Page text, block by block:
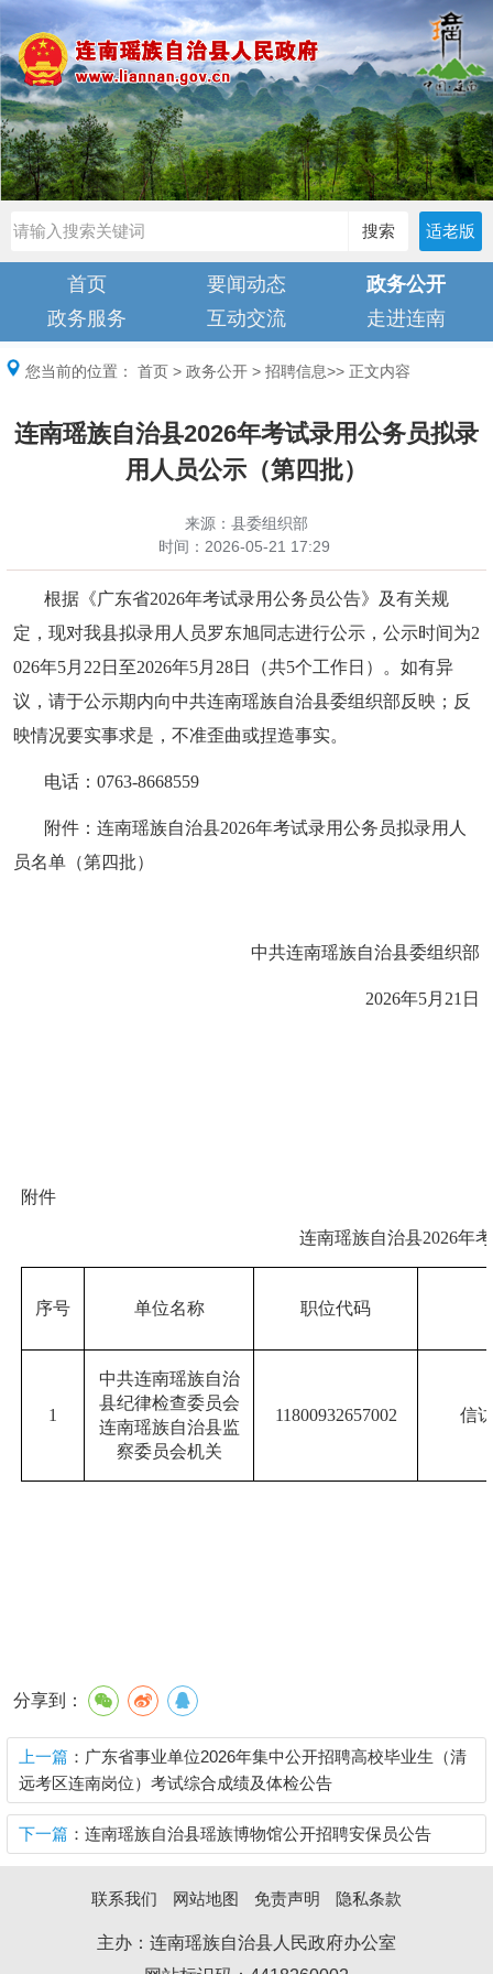
搜索 适老版
首页 要闻动态
政务公开
政务服务
互动交流 走进连南
您当前的位置： 首页 > 政务公开 > 招聘信息>> 正文内容
连南瑶族自治县2026年考试录用公务员拟录
用人员公示（第四批）
来源：县委组织部
时间： 2026-05-21 17:29
根据《广东省2026年考试录用公务员公告》及有关规
定，现对我县拟录用人员罗东旭同志进行公示，公示时间为2
026年5月22日至2026年5月28日（共5个工作日）。如有异
议，请于公示期内向中共连南瑶族自治县委组织部反映；反
映情况要实事求是，不准歪曲或捏造事实。
电话： 0763-8668559
附件：连南瑶族自治县2026年考试录用公务员拟录用人
员名单（第四批）
中共连南瑶族自治县委组织部
2026年5月21日
附件
连南瑶族自治县2026年
序号 单位名称 职位代码
1
中共连南瑶族自治
县纪律检查委员会
连南瑶族自治县监
察委员会机关
11800932657002 信
分享到：
上一篇 ：广东省事业单位2026年集中公开招聘高校毕业生（清
远考区连南岗位）考试综合成绩及体检公告
下一篇 ：连南瑶族自治县瑶族博物馆公开招聘安保员公告
联系我们 网站地图 免责声明 隐私条款
主办：连南瑶族自治县人民政府办公室